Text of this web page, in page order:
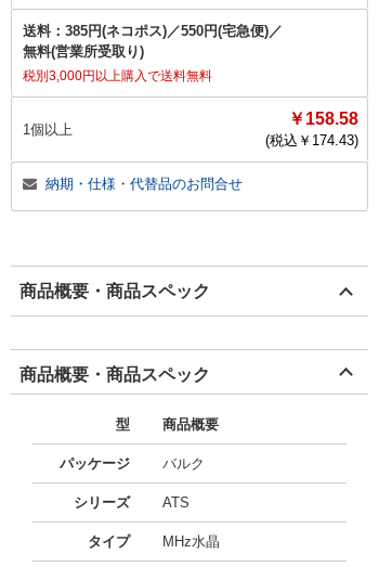
送料： 385円(ネコポス)／550円(宅急便)／
無料(営業所受取り)
税別3,000円以上購入で送料無料
1個以上
￥158.58
(税込￥ 174.43)
納期・仕様・代替品のお問合せ
商品概要・商品スペック
商品概要・商品スペック
型 商品概要
パッケージ バルク
シリーズ ATS
タイプ MHz水晶